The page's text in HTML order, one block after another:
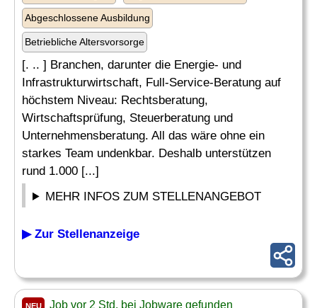
Abgeschlossene Ausbildung
Betriebliche Altersvorsorge
[. .. ] Branchen, darunter die Energie- und
Infrastrukturwirtschaft, Full-Service-Beratung auf
höchstem Niveau: Rechtsberatung,
Wirtschaftsprüfung, Steuerberatung und
Unternehmensberatung. All das wäre ohne ein
starkes Team undenkbar. Deshalb unterstützen
rund 1.000 [...]
MEHR INFOS ZUM STELLENANGEBOT
▶ Zur Stellenanzeige
NEU Job vor 2 Std. bei Jobware gefunden